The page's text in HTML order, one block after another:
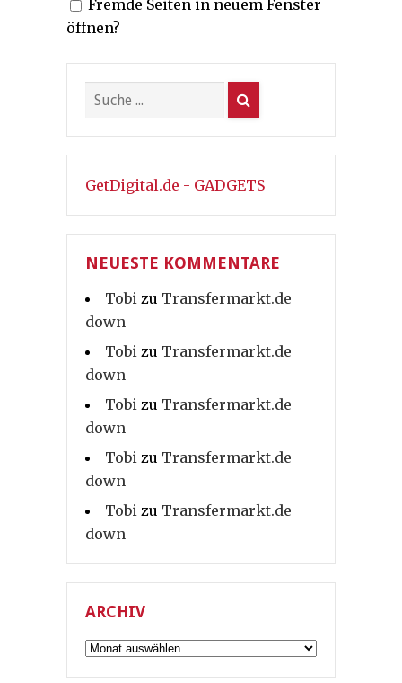
Fremde Seiten in neuem Fenster
öffnen?
GetDigital.de - GADGETS
NEUESTE KOMMENTARE
Tobi zu Transfermarkt.de
down
Tobi zu Transfermarkt.de
down
Tobi zu Transfermarkt.de
down
Tobi zu Transfermarkt.de
down
Tobi zu Transfermarkt.de
down
ARCHIV
Archiv